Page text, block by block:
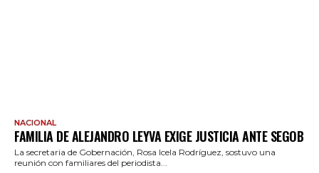
NACIONAL
FAMILIA DE ALEJANDRO LEYVA EXIGE JUSTICIA ANTE SEGOB
La secretaria de Gobernación, Rosa Icela Rodríguez, sostuvo una
reunión con familiares del periodista...